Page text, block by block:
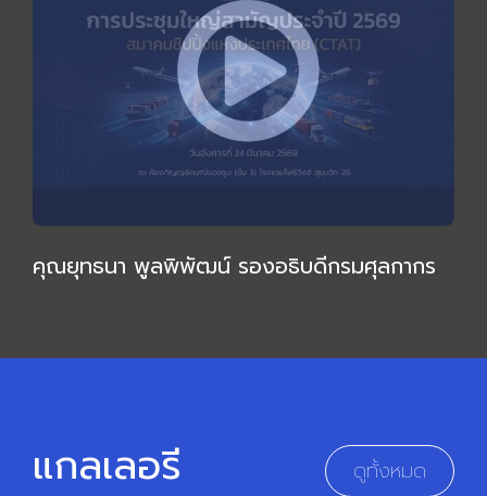
คุณยุทธนา พูลพิพัฒน์ รองอธิบดีกรมศุลกากร
แกลเลอรี ดูทั้งหมด